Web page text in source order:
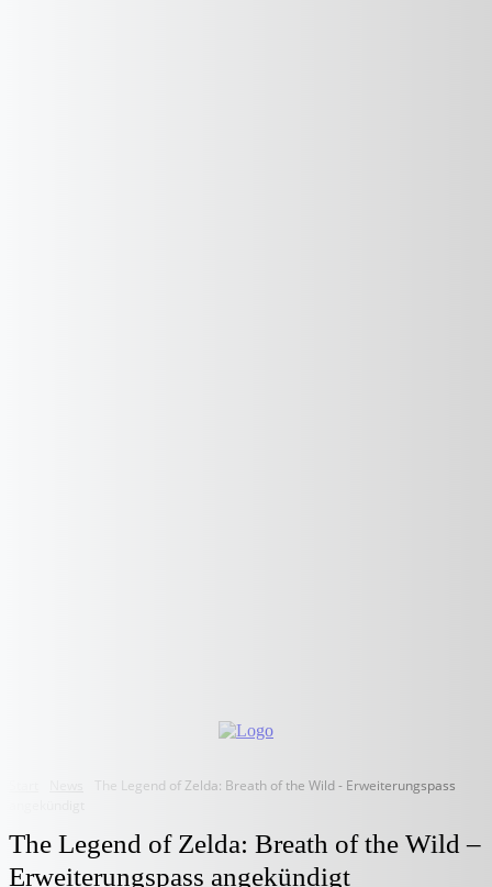
The Legend of Zelda: Breath of the Wild - Erweiterungspass
The Legend of Zelda: Breath of the Wild –
Erweiterungspass angekündigt